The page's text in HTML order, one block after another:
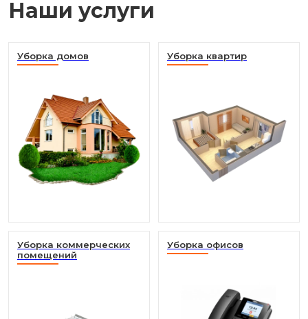
Наши услуги
Уборка домов Уборка квартир
Уборка коммерческих
помещений
Уборка офисов